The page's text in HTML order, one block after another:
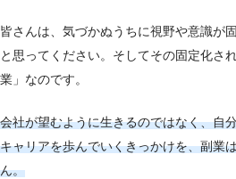
皆さんは、気づかぬうちに視野や意識が
と思ってください。そしてその固定化さ
業」なのです。
会社が望むように生きるのではなく、自
キャリアを歩んでいくきっかけを、副業
ん。